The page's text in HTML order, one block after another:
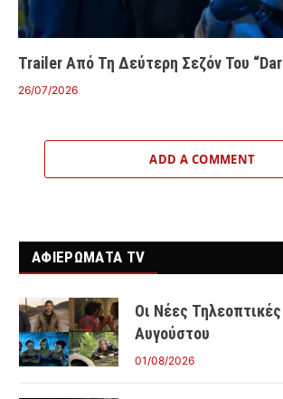
Trailer Από Τη Δεύτερη Σεζόν Του
26/07/2026
ADD A COMMENT
ΑΦΙΕΡΩΜΑΤΑ TV
Οι Νέες
Αυγούστου
01/08/2026